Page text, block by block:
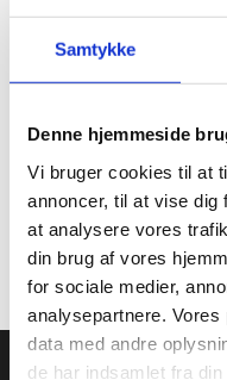
Samtykke
Denne hjemmeside
Vi bruger cookies til at
annoncer, til at vise dig
at analysere vores
din brug af vores
for sociale medier,
analysepartnere.
data med andre
de har indsamlet fra
Information
Er egnet til kontakt med
Er IKKE! egent til
fødevarer.
Condi ApS